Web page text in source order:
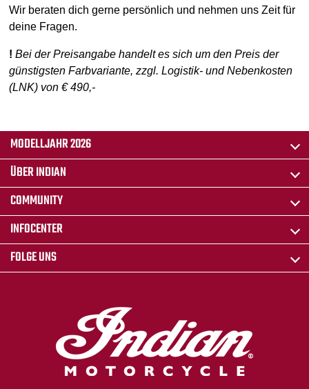
Wir beraten dich gerne persönlich und nehmen uns Zeit für
deine Fragen.
! Bei der Preisangabe handelt es sich um den Preis der
günstigsten Farbvariante, zzgl. Logistik- und Nebenkosten
(LNK) von € 490,-
MODELLJAHR 2026
ÜBER INDIAN
COMMUNITY
INFOCENTER
FOLGE UNS